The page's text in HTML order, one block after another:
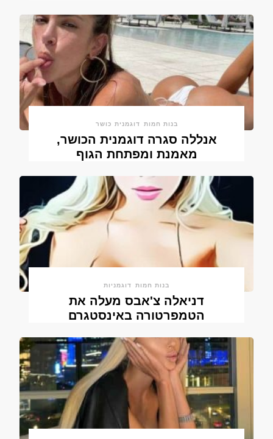
בנות חמות דוגמנית כושר
אנללה סגרה דוגמנית הכושר,
מאמנת ומפתחת הגוף
בנות חמות דוגמניות
דניאלה צ'אבס מעלה את
הטמפרטורה באינסטגרם